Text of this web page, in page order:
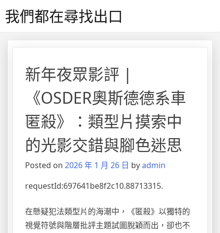
to我們都在尋找出口
新年夜眾影評 |
《OSDER奧斯德德系車
匿殺》：類型片摸索中
的光影交錯與腳色迷思
Posted on 2026 年 1 月 26 日 byadmin
requestId:697641be8f2c10.88713315.
在懸疑犯法類型片的海潮中，《匿殺》以獨特的
視覺符號與階層批評主題試圖脫穎而出，卻也不